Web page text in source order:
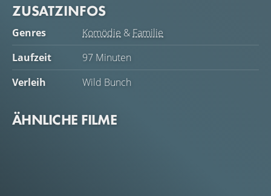
ZUSATZINFOS
Genres Komödie & Familie
Laufzeit
97 Minuten
Verleih
Wild Bunch
ÄHNLICHE FILME